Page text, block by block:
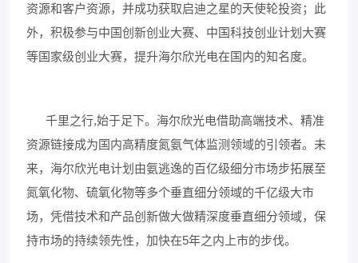
资源和客户资源，并成功获取启迪之星的天使轮投资；此
外，积极参与中国创新创业大赛、中国科技创业计划大赛
等国家级创业大赛，提升海尔欣光电在国内的知名度。
千里之行,始于足下。海尔欣光电借助高端技术、精准
资源链接成为国内高精度氮氨气体监测领域的引领者。未
来，海尔欣光电计划由氨逃逸的百亿级细分市场步拓展至
氮氧化物、硫氧化物等多个垂直细分领域的千亿级大市
场，凭借技术和产品创新做大做精深度垂直细分领域，保
持市场的持续领先性，加快在5年之内上市的步伐。